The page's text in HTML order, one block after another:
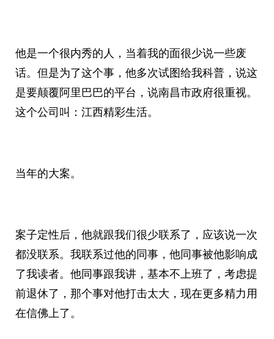
他是一个很内秀的人，当着我的面很少说一些废
话。但是为了这个事，他多次试图给我科普，说这
是要颠覆阿里巴巴的平台，说南昌市政府很重视。
这个公司叫：江西精彩生活。
当年的大案。
案子定性后，他就跟我们很少联系了，应该说一次
都没联系。我联系过他的同事，他同事被他影响成
了我读者。他同事跟我讲，基本不上班了，考虑提
前退休了，那个事对他打击太大，现在更多精力用
在信佛上了。